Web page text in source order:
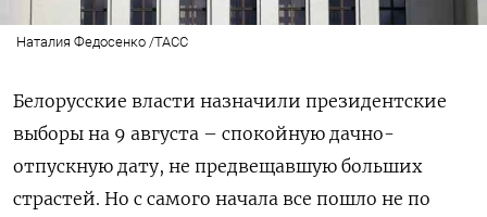
Наталия Федосенко /ТАСС
Белорусские власти назначили президентские
выборы на 9 августа – спокойную дачно-
отпускную дату, не предвещавшую больших
страстей. Но с самого начала все пошло не по